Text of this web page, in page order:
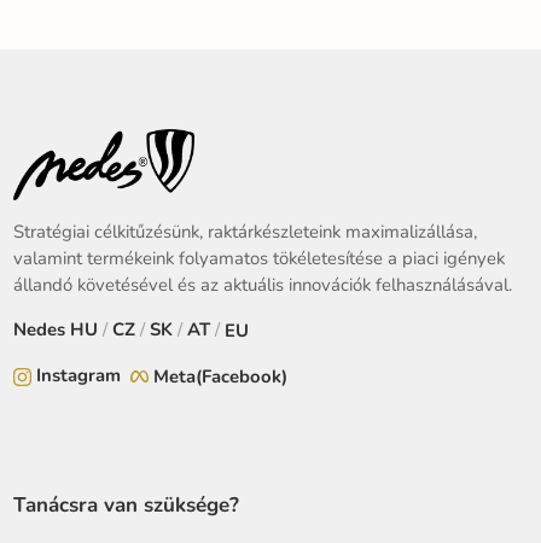
Stratégiai célkitűzésünk, raktárkészleteink maximalizállása,
valamint termékeink folyamatos tökéletesítése a piaci igények
állandó követésével és az aktuális innovációk felhasználásával.
Nedes HU /CZ /SK / AT/ EU
Instagram
Meta(Facebook)
Tanácsra van szüksége?